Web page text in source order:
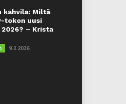
kahvila: Miltä
tokon uusi
– Krista
9.2.2026